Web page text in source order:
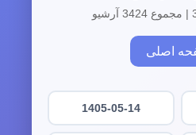
اصلی
1405-05-14